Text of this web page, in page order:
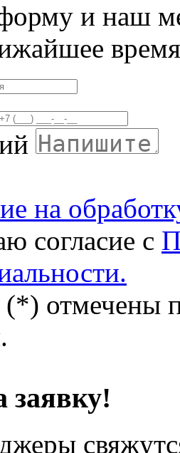
и наш
время
на
согласие с
(*) отмечены
заявку!